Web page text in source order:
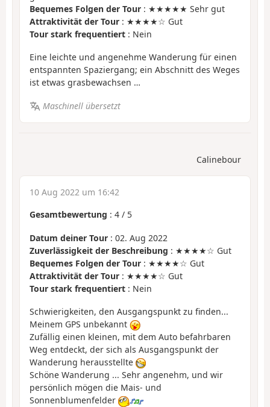
Bequemes Folgen der Tour : ★★★★★ Sehr gut
Attraktivität der Tour : ★★★★☆ Gut
Tour stark frequentiert : Nein
Eine leichte und angenehme Wanderung für einen
entspannten Spaziergang; ein Abschnitt des Weges
ist etwas grasbewachsen …
Maschinell übersetzt
Calinebour
10 Aug 2022 um 16:42
Gesamtbewertung : 4 / 5
Datum deiner Tour : 02. Aug 2022
Zuverlässigkeit der Beschreibung : ★★★★☆ Gut
Bequemes Folgen der Tour : ★★★★☆ Gut
Attraktivität der Tour : ★★★★☆ Gut
Tour stark frequentiert : Nein
Schwierigkeiten, den Ausgangspunkt zu finden...
Meinem GPS unbekannt
Zufällig einen kleinen, mit dem Auto befahrbaren
Weg entdeckt, der sich als Ausgangspunkt der
Wanderung herausstellte
Schöne Wanderung ... Sehr angenehm, und wir
persönlich mögen die Mais- und
Sonnenblumenfelder